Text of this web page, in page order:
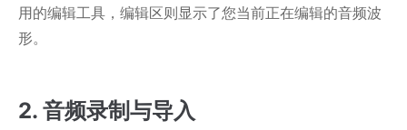
用的编辑工具，编辑区则显示了您当前正在编辑的音频波
形。
2. 音频录制与导入